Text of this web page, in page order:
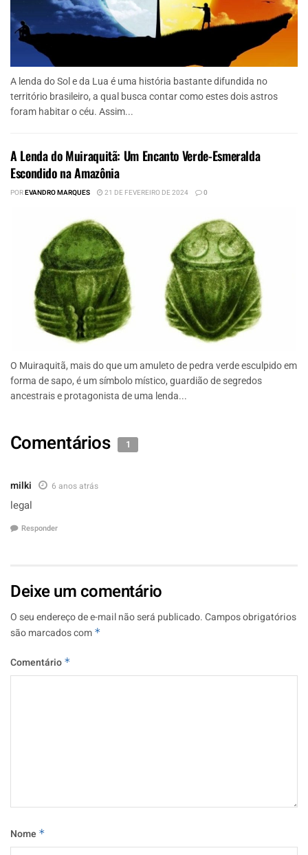
A lenda do Sol e da Lua é uma história bastante difundida no
território brasileiro, a qual busca contar como estes dois astros
foram habitar o céu. Assim...
A Lenda do Muiraquitã: Um Encanto Verde-Esmeralda
Escondido na Amazônia
POREVANDRO MARQUES 21 DE FEVEREIRO DE 2024 0
O Muiraquitã, mais do que um amuleto de pedra verde esculpido em
forma de sapo, é um símbolo místico, guardião de segredos
ancestrais e protagonista de uma lenda...
Comentários 1
milki 6 anos atrás
legal
Responder
Deixe um comentário
O seu endereço de e-mail não será publicado.Campos obrigatórios
são marcados com *
Comentário *
Nome *